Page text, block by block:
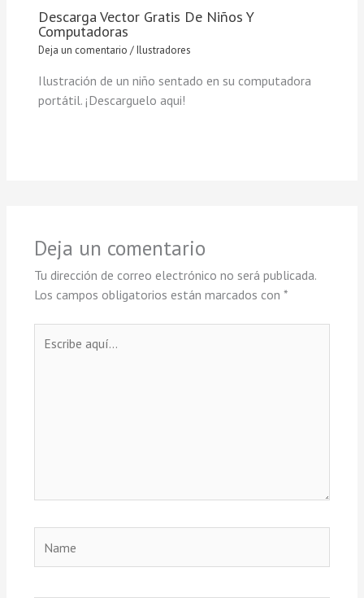
Descarga Vector Gratis De Niños Y
Computadoras
Deja un comentario /Ilustradores
Ilustración de un niño sentado en su computadora
portátil. ¡Descarguelo aqui!
Deja un comentario
Tu dirección de correo electrónico no será publicada.
Los campos obligatorios están marcados con *
aquí...